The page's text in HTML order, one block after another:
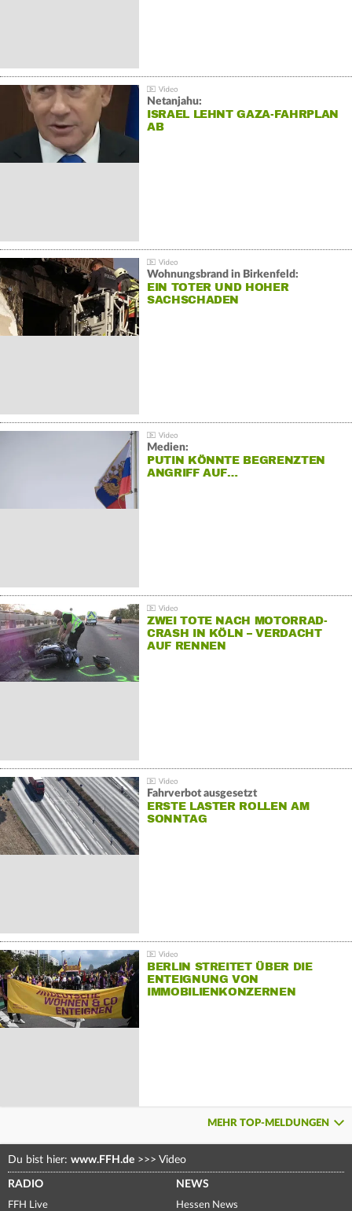
Netanjahu:
ISRAEL LEHNT GAZA-FAHRPLAN
AB
Wohnungsbrand in Birkenfeld:
EIN TOTER UND HOHER
SACHSCHADEN
Medien:
PUTIN KÖNNTE BEGRENZTEN
ANGRIFF AUF…
ZWEI TOTE NACH MOTORRAD-
CRASH IN KÖLN – VERDACHT
AUF RENNEN
Fahrverbot ausgesetzt
ERSTE LASTER ROLLEN AM
SONNTAG
BERLIN STREITET ÜBER DIE
ENTEIGNUNG VON
IMMOBILIENKONZERNEN
MEHR TOP-MELDUNGEN
Du bist hier: www.FFH.de >>> Video
RADIO
FFH Live
NEWS
Hessen News